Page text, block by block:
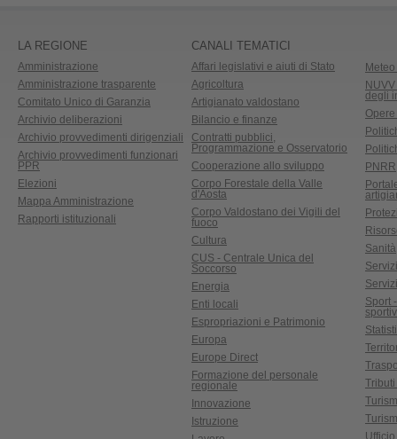
LA REGIONE
Amministrazione
Amministrazione trasparente
Comitato Unico di Garanzia
Archivio deliberazioni
Archivio provvedimenti dirigenziali
Archivio provvedimenti funzionari
PPR
Elezioni
Mappa Amministrazione
Rapporti istituzionali
CANALI TEMATICI
Affari legislativi e aiuti di Stato
Agricoltura
Artigianato valdostano
Bilancio e finanze
Contratti pubblici,
Programmazione e Osservatorio
Cooperazione allo sviluppo
Corpo Forestale della Valle
d'Aosta
Corpo Valdostano dei Vigili del
fuoco
Cultura
CUS - Centrale Unica del
Soccorso
Energia
Enti locali
Espropriazioni e Patrimonio
Europa
Europe Direct
Formazione del personale
regionale
Innovazione
Istruzione
degli
PNRR
Sanità
Sport